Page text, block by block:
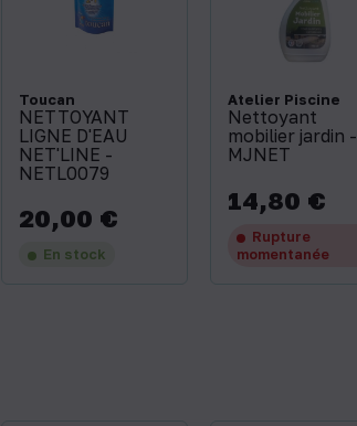
Toucan
NETTOYANT
LIGNE D'EAU
NET'LINE -
NETL0079
Prix
20,00 €
En stock
Atelier Piscine
Nettoyant
mobilier jardin -
MJNET
Prix
14,80 €
Rupture
momentanée